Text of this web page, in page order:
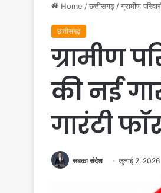
Home /छत्तीसगढ़ /ग्रामीण
छत्तीसगढ़
ग्रामीण
की नई
गारंटी
सबका संदेश जुलाई 2, 2026